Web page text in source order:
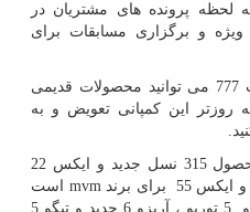
لحظه پرونده های مشتریان در
و برگزاری مسابقات برای
همچنین شما با مراجعه به شعبات 777 می توانید محصولات قدیمی
روزتر این کمپانی تعویض و به
محصولات مدیران خودرو در 4 محصول 315 نسل جدید و ایکس 22
mvm
است
و برای برند چری 4 محصول آریزو 5 توربو ، آریزو 6 جدید و تیگو 5